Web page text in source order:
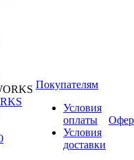
Покупателям
Условия
оплаты
Условия
доставки